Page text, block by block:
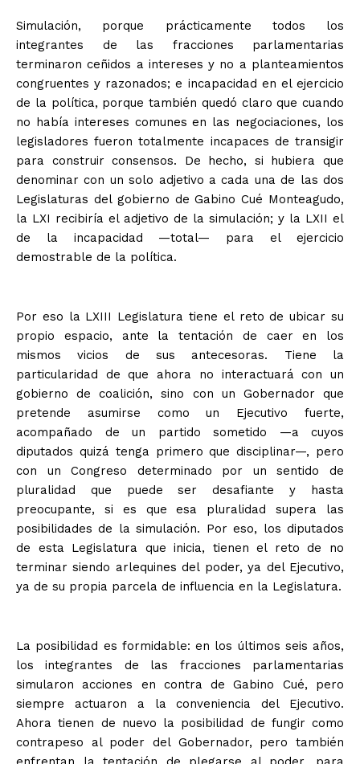
Simulación, porque prácticamente todos los
integrantes de las fracciones parlamentarias
terminaron ceñidos a intereses y no a planteamientos
congruentes y razonados; e incapacidad en el ejercicio
de la política, porque también quedó claro que cuando
no había intereses comunes en las negociaciones, los
legisladores fueron totalmente incapaces de transigir
para construir consensos. De hecho, si hubiera que
denominar con un solo adjetivo a cada una de las dos
Legislaturas del gobierno de Gabino Cué Monteagudo,
la LXI recibiría el adjetivo de la simulación; y la LXII el
de la incapacidad —total— para el ejercicio
demostrable de la política.
Por eso la LXIII Legislatura tiene el reto de ubicar su
propio espacio, ante la tentación de caer en los
mismos vicios de sus antecesoras. Tiene la
particularidad de que ahora no interactuará con un
gobierno de coalición, sino con un Gobernador que
pretende asumirse como un Ejecutivo fuerte,
acompañado de un partido sometido —a cuyos
diputados quizá tenga primero que disciplinar—, pero
con un Congreso determinado por un sentido de
pluralidad que puede ser desafiante y hasta
preocupante, si es que esa pluralidad supera las
posibilidades de la simulación. Por eso, los diputados
de esta Legislatura que inicia, tienen el reto de no
terminar siendo arlequines del poder, ya del Ejecutivo,
ya de su propia parcela de influencia en la Legislatura.
La posibilidad es formidable: en los últimos seis años,
los integrantes de las fracciones parlamentarias
simularon acciones en contra de Gabino Cué, pero
siempre actuaron a la conveniencia del Ejecutivo.
Ahora tienen de nuevo la posibilidad de fungir como
contrapeso al poder del Gobernador, pero también